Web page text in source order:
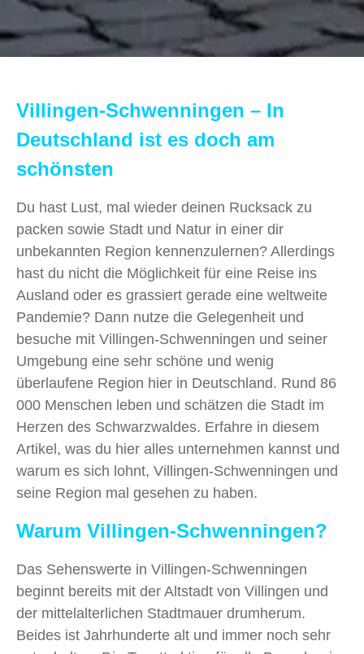
Villingen-Schwenningen – In
Deutschland ist es doch am
schönsten
Du hast Lust, mal wieder deinen Rucksack zu
packen sowie Stadt und Natur in einer dir
unbekannten Region kennenzulernen? Allerdings
hast du nicht die Möglichkeit für eine Reise ins
Ausland oder es grassiert gerade eine weltweite
Pandemie? Dann nutze die Gelegenheit und
besuche mit Villingen-Schwenningen und seiner
Umgebung eine sehr schöne und wenig
überlaufene Region hier in Deutschland. Rund 86
000 Menschen leben und schätzen die Stadt im
Herzen des Schwarzwaldes. Erfahre in diesem
Artikel, was du hier alles unternehmen kannst und
warum es sich lohnt, Villingen-Schwenningen und
seine Region mal gesehen zu haben.
Warum Villingen-Schwenningen?
Das Sehenswerte in Villingen-Schwenningen
beginnt bereits mit der Altstadt von Villingen und
der mittelalterlichen Stadtmauer drumherum.
Beides ist Jahrhunderte alt und immer noch sehr